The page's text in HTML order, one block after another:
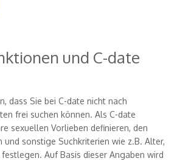
und C-date
dass Sie bei C-date nicht nach
frei suchen können. Als C-date
sexuellen Vorlieben definieren, den
und sonstige Suchkriterien wie z.B. Alter,
Auf Basis dieser Angaben wird